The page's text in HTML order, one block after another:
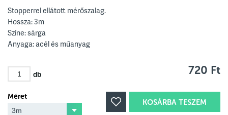
Stopperrel ellátott mérőszalag.
Hossza: 3m
Színe: sárga
Anyaga: acél és műanyag
db 720 Ft
Méret
KOSÁRBA TESZEM